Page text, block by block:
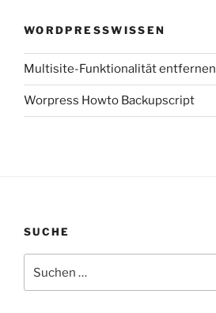
WORDPRESSWISSEN
Multisite-Funktionalität entfernen
Worpress Howto Backupscript
SUCHE
nach: